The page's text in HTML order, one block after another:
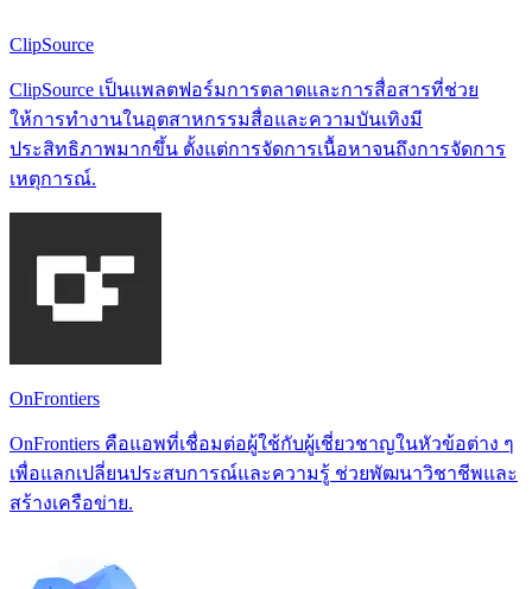
ClipSource
ClipSource เป็นแพลตฟอร์มการตลาดและการสื่อสารที่ช่วย
ให้การทำงานในอุตสาหกรรมสื่อและความบันเทิงมี
ประสิทธิภาพมากขึ้น ตั้งแต่การจัดการเนื้อหาจนถึงการจัดการ
เหตุการณ์.
OnFrontiers
OnFrontiers คือแอพที่เชื่อมต่อผู้ใช้กับผู้เชี่ยวชาญในหัวข้อต่าง ๆ
เพื่อแลกเปลี่ยนประสบการณ์และความรู้ ช่วยพัฒนาวิชาชีพและ
สร้างเครือข่าย.